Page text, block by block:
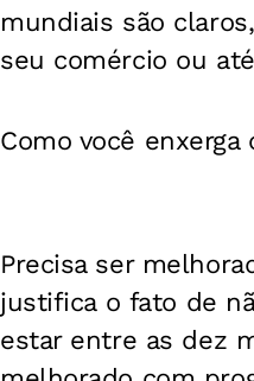
mundiais são
seu comércio ou
Como você
Precisa ser
justifica o fato de
estar entre as dez